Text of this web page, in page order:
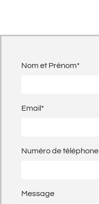
Nom et Prénom*
Email*
Numéro de téléphone
Message